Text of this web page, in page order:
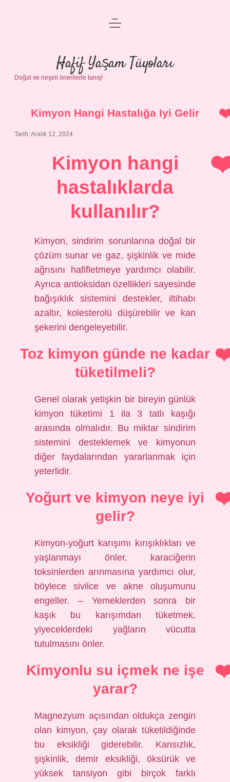
Anasayfa
Gizlilik Politikası
Yasal Uyarı
menüyü
Hafif Yaşam Tüyoları
Doğal ve neşeli önerilerle tanış!
Kimyon Hangi Hastalığa Iyi Gelir
Tarih: Aralık 12, 2024
Kimyon hangi
hastalıklarda
kullanılır?
Kimyon, sindirim sorunlarına doğal bir
çözüm sunar ve gaz, şişkinlik ve mide
ağrısını hafifletmeye yardımcı olabilir.
Ayrıca antioksidan özellikleri sayesinde
bağışıklık sistemini destekler, iltihabı
azaltır, kolesterolü düşürebilir ve kan
şekerini dengeleyebilir.
Toz kimyon günde ne kadar
tüketilmeli?
Genel olarak yetişkin bir bireyin günlük
kimyon tüketimi 1 ila 3 tatlı kaşığı
arasında olmalıdır. Bu miktar sindirim
sistemini desteklemek ve kimyonun
diğer faydalarından yararlanmak için
yeterlidir.
Yoğurt ve kimyon neye iyi
gelir?
Kimyon-yoğurt karışımı kırışıklıkları ve
yaşlanmayı önler, karaciğerin
toksinlerden arınmasına yardımcı olur,
böylece sivilce ve akne oluşumunu
engeller. – Yemeklerden sonra bir
kaşık bu karışımdan tüketmek,
yiyeceklerdeki yağların vücutta
tutulmasını önler.
Kimyonlu su içmek ne işe
yarar?
Magnezyum açısından oldukça zengin
olan kimyon, çay olarak tüketildiğinde
bu eksikliği giderebilir. Kansızlık,
şişkinlik, demir eksikliği, öksürük ve
yüksek tansiyon gibi birçok farklı